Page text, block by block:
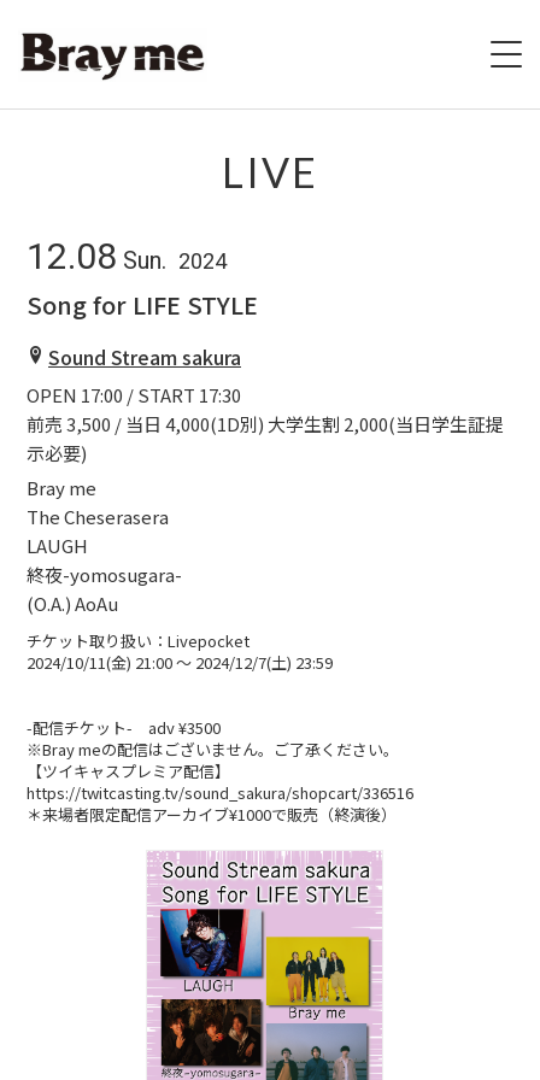
BIOGRAPHY
DISCOGRAPHY
アンリ
CONTACT
LIVE
12.08 Sun. 2024
Song for LIFE STYLE
Sound Stream sakura
OPEN 17:00 / START 17:30
前売 3,500 / 当日 4,000(1D別) 大学生割 2,000(当日学生証提
示必要)
Bray me
The Cheserasera
LAUGH
終夜-yomosugara-
(O.A.) AoAu
チケット取り扱い：Livepocket
2024/10/11(金) 21:00 〜 2024/12/7(土) 23:59
-配信チケット- adv ¥3500
※Bray meの配信はございません。ご了承ください。
【ツイキャスプレミア配信】
https://twitcasting.tv/sound_sakura/shopcart/336516
＊来場者限定配信アーカイブ¥1000で販売（終演後）